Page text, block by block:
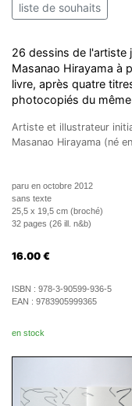
liste de souhaits
26 dessins de l'artiste
Masanao Hirayama à
livre, après quatre
photocopiés du
Artiste et illustrateur
Masanao Hirayama (né
paru en octobre 2012
sans texte
25,5 x 19,5 cm (broché)
32 pages (26 ill. n&b)
16.00 €
ISBN : 978-3-90599-936-5
EAN : 9783905999365
en stock